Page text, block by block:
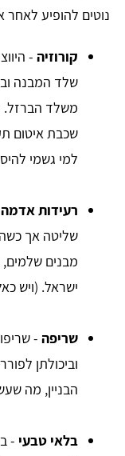
נוטים להופיע
קורוזיה -
שלד המבנה
משלד הברזל.
שכבת איטום
למי גשמי
רעידות אדמה
שליטה אך
מבנים
ישראל. (ויש
שריפה -
וביכולתן
הבניין, מה
בלאי טבעי -